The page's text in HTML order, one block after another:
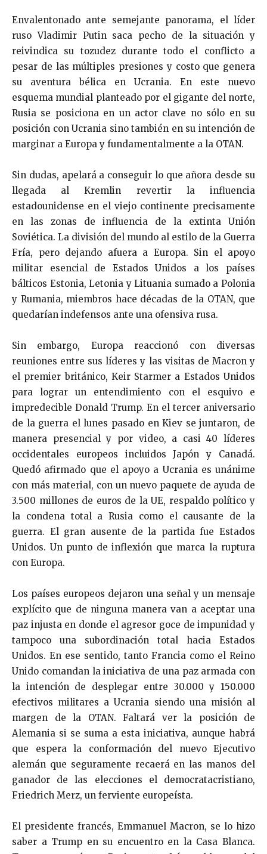
Envalentonado ante semejante panorama, el líder
ruso Vladimir Putin saca pecho de la situación y
reivindica su tozudez durante todo el conflicto a
pesar de las múltiples presiones y costo que genera
su aventura bélica en Ucrania. En este nuevo
esquema mundial planteado por el gigante del norte,
Rusia se posiciona en un actor clave no sólo en su
posición con Ucrania sino también en su intención de
marginar a Europa y fundamentalmente a la OTAN.
Sin dudas, apelará a conseguir lo que añora desde su
llegada al Kremlin revertir la influencia
estadounidense en el viejo continente precisamente
en las zonas de influencia de la extinta Unión
Soviética. La división del mundo al estilo de la Guerra
Fría, pero dejando afuera a Europa. Sin el apoyo
militar esencial de Estados Unidos a los países
bálticos Estonia, Letonia y Lituania sumado a Polonia
y Rumania, miembros hace décadas de la OTAN, que
quedarían indefensos ante una ofensiva rusa.
Sin embargo, Europa reaccionó con diversas
reuniones entre sus líderes y las visitas de Macron y
el premier británico, Keir Starmer a Estados Unidos
para lograr un entendimiento con el esquivo e
impredecible Donald Trump. En el tercer aniversario
de la guerra el lunes pasado en Kiev se juntaron, de
manera presencial y por video, a casi 40 líderes
occidentales europeos incluidos Japón y Canadá.
Quedó afirmado que el apoyo a Ucrania es unánime
con más material, con un nuevo paquete de ayuda de
3.500 millones de euros de la UE, respaldo político y
la condena total a Rusia como el causante de la
guerra. El gran ausente de la partida fue Estados
Unidos. Un punto de inflexión que marca la ruptura
con Europa.
Los países europeos dejaron una señal y un mensaje
explícito que de ninguna manera van a aceptar una
paz injusta en donde el agresor goce de impunidad y
tampoco una subordinación total hacia Estados
Unidos. En ese sentido, tanto Francia como el Reino
Unido comandan la iniciativa de una paz armada con
la intención de desplegar entre 30.000 y 150.000
efectivos militares a Ucrania siendo una misión al
margen de la OTAN. Faltará ver la posición de
Alemania si se suma a esta iniciativa, aunque habrá
que espera la conformación del nuevo Ejecutivo
alemán que seguramente recaerá en las manos del
ganador de las elecciones el democratacristiano,
Friedrich Merz, un ferviente europeísta.
El presidente francés, Emmanuel Macron, se lo hizo
saber a Trump en su encuentro en la Casa Blanca.